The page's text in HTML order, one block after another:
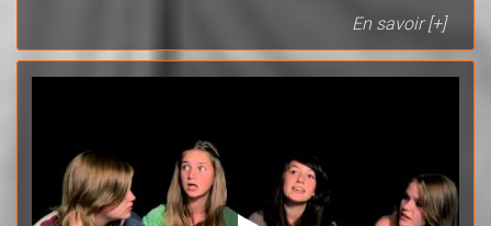
En savoir [+]